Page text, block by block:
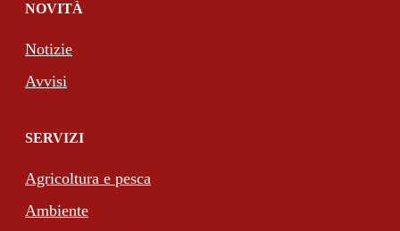
NOVITÀ
Notizie
Avvisi
SERVIZI
Agricoltura e pesca
Ambiente